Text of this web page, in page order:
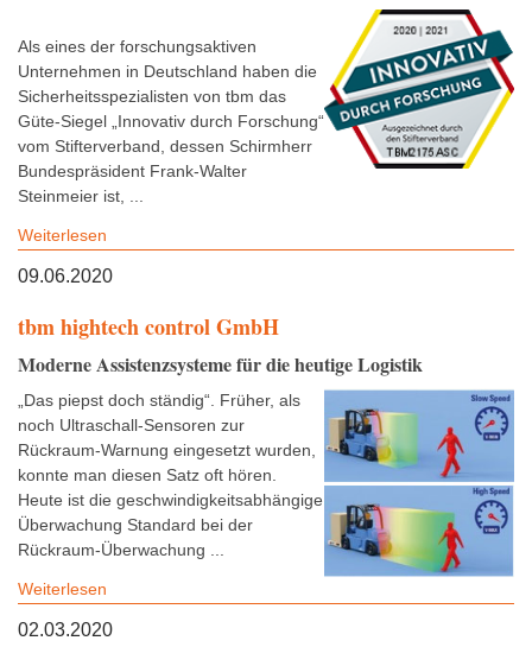
Als eines der forschungsaktiven
Unternehmen in Deutschland haben die
Sicherheitsspezialisten von tbm das
Güte-Siegel „Innovativ durch Forschung“
vom Stifterverband, dessen Schirmherr
Bundespräsident Frank-Walter
Steinmeier ist, ...
Weiterlesen
09.06.2020
tbm hightech control GmbH
Moderne Assistenzsysteme für die heutige Logistik
„Das piepst doch ständig“. Früher, als
noch Ultraschall-Sensoren zur
Rückraum-Warnung eingesetzt wurden,
konnte man diesen Satz oft hören.
Heute ist die geschwindigkeitsabhängige
Überwachung Standard bei der
Rückraum-Überwachung ...
Weiterlesen
02.03.2020